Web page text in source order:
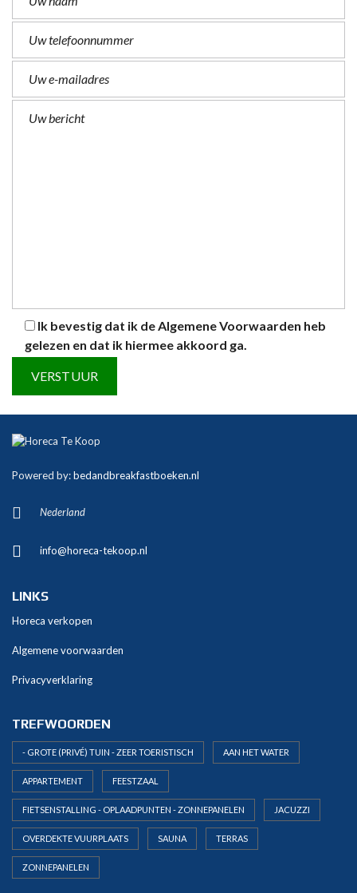
Ik bevestig dat ik de Algemene Voorwaarden heb
gelezen en dat ik hiermee akkoord ga.
l
e
n
t
v
e
Powered by:bedandbreakfastboeken.nl
Nederland
info@horeca-tekoop.nl
LINKS
Horeca verkopen
Algemene voorwaarden
Privacyverklaring
TREFWOORDEN
- GROTE (PRIVÉ) TUIN - ZEER TOERISTISCH AAN HET WATER
APPARTEMENT FEESTZAAL
FIETSENSTALLING - OPLAADPUNTEN - ZONNEPANELEN JACUZZI
OVERDEKTE VUURPLAATS SAUNA TERRAS
ZONNEPANELEN